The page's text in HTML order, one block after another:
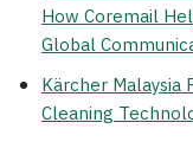
How Coremail
Global
Kärcher Malaysia
Cleaning